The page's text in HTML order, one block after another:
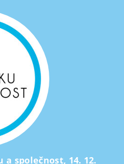
společnost, 14. 12.